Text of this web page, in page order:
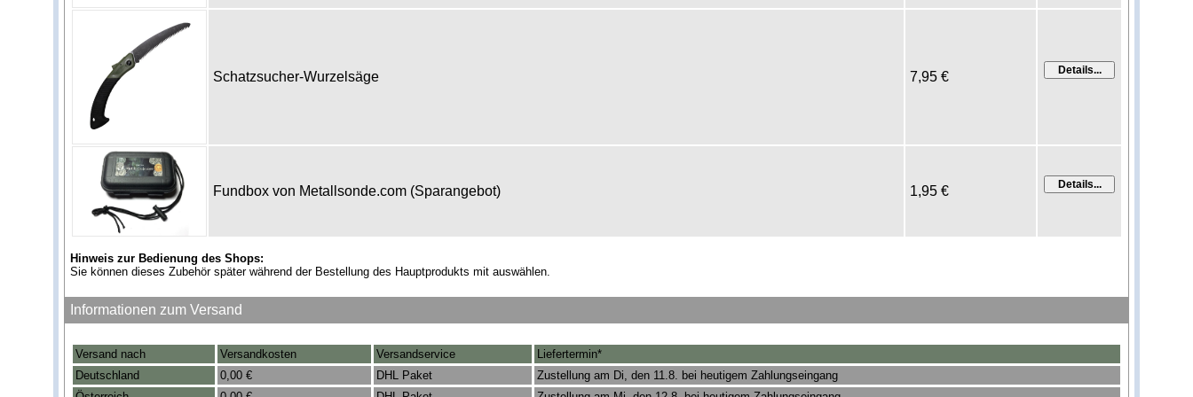
Schatzsucher-Wurzelsäge 7,95 €
Fundbox von Metallsonde.com (Sparangebot) 1,95 €
Hinweis zur Bedienung des Shops:
Sie können dieses Zubehör später während der Bestellung des Hauptprodukts mit auswählen.
Informationen zum Versand
Versand nach Versandkosten Versandservice
Liefertermin*
Deutschland
0,00 € DHL Paket
Zustellung am Di, den 11.8. bei heutigem Zahlungseingang